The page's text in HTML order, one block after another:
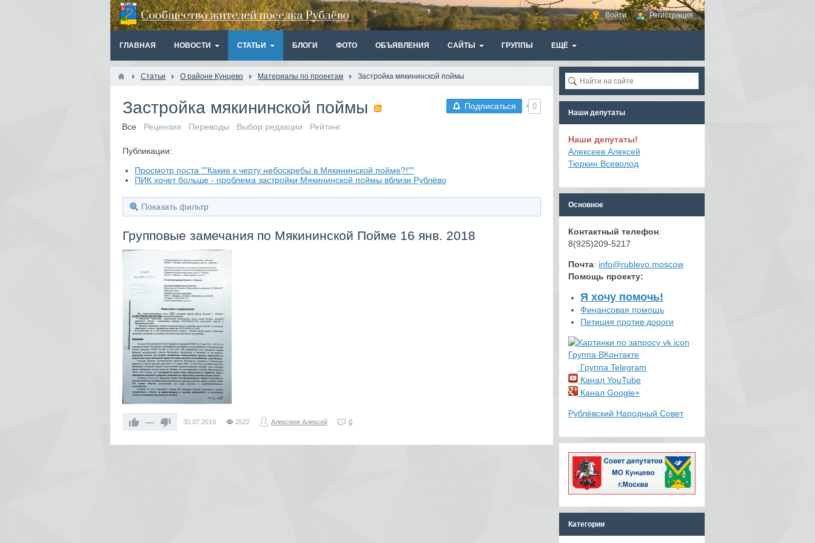
Войти Регистрация
ГЛАВНАЯ НОВОСТИ СТАТЬИ БЛОГИ ФОТО ОБЪЯВЛЕНИЯ САЙТЫ ГРУППЫ ЕЩЁ
Статьи О районе Кунцево Материалы по проектам Застройка мякининской поймы
Подписаться 0
Застройка мякининской поймы
Все Рецензии Переводы Выбор редакции Рейтинг
Публикации:
Просмотр поста ""Какие к черту небоскребы в Мякининской пойме?!""
ПИК хочет больше - проблема застройки Мякининской поймы вблизи Рублёво
Показать фильтр
Групповые замечания по Мякининской Пойме 16 янв. 2018
— 30.07.2019 2522 Алексеев Алексей 0
Наши депутаты
Наши депутаты!
Алексеев Алексей
Тюркин Всеволод
Основное
Контактный телефон:
8(925)209-5217
Почта: info@rublevo.moscow
Помощь проекту:
Я хочу помочь!
Финансовая помощь
Петиция против дороги
Группа ВКонтакте
Группа Telegram
Канал YouTube
Канал Google+
Рублёвский Народный Совет
Категории